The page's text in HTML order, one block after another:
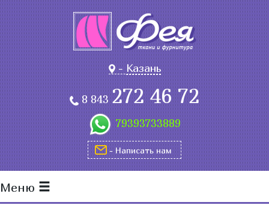
-Казань
8 843272 46 72
79393733889
- Написать нам
Меню